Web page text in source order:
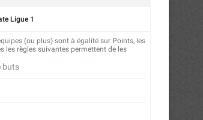
Ligue 1
(ou plus) sont à égalité sur Points, les
les règles suivantes permettent de les
buts